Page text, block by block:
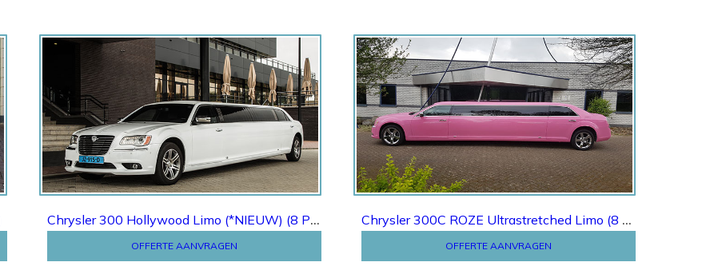
Offerte
Chrysler 300 Hollywood Limo (*NIEUW) (8 Pers.)
OFFERTE AANVRAGEN
OFFERTE
Chrysler 300C ROZE Ultrastretched Limo (8 Pers.)
OFFERTE AANVRAGEN